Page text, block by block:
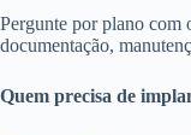
Pergunte por plano com
documentação,
Quem precisa de